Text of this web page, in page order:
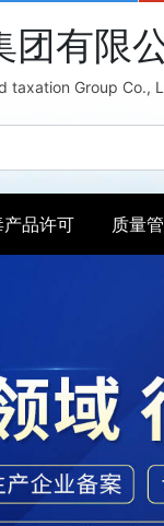
团有限
taxation Group Co.,
产品许可 质量